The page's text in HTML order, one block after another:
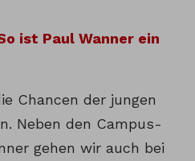
ist Paul Wanner ein
Chancen der jungen
Neben den Campus-
gehen wir auch bei